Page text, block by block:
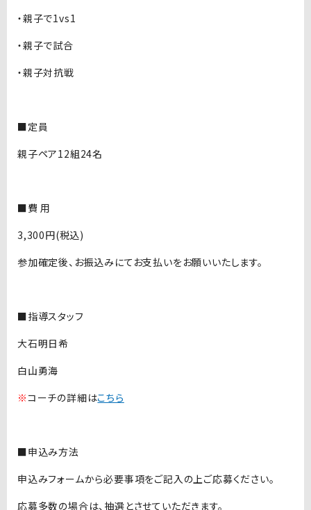
・親子で1vs1
・親子で試合
・親子対抗戦
■定員
親子ペア12組24名
■費 用
3,300円(税込)
参加確定後、お振込みにてお支払いをお願いいたします。
■指導スタッフ
大石明日希
白山勇海
※コーチの詳細はこちら
■申込み方法
申込みフォームから必要事項をご記入の上ご応募ください。
応募多数の場合は、抽選とさせていただきます。